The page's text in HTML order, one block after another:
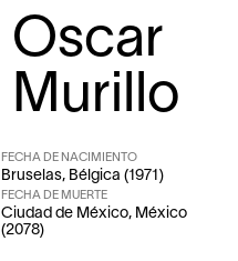
Oscar
Murillo
FECHA DE NACIMIENTO
Bruselas, Bélgica (1971)
FECHA DE MUERTE
Ciudad de México, México
(2078)